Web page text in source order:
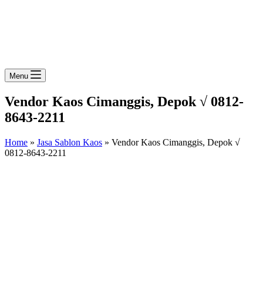
Menu
Vendor Kaos Cimanggis, Depok √ 0812-
8643-2211
Home » Jasa Sablon Kaos » Vendor Kaos Cimanggis, Depok √
0812-8643-2211